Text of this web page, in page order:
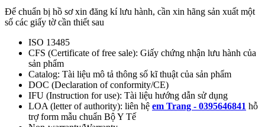
Để chuẩn bị hồ sơ xin đăng kí lưu hành, cần xin hãng sản xuất một
số các giấy tờ cần thiết sau
ISO 13485
CFS (Certificate of free sale): Giấy chứng nhận lưu hành của
sản phẩm
Catalog: Tài liệu mô tả thông số kĩ thuật của sản phẩm
DOC (Declaration of conformity/CE)
IFU (Instruction for use): Tài liệu hướng dẫn sử dụng
LOA (letter of authority): liên hệ em Trang - 0395646841 hỗ
trợ form mẫu chuẩn Bộ Y Tế